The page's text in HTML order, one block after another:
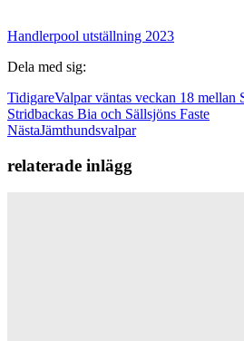
Handlerpool utställning 2023
Dela med sig:
TidigareValpar väntas veckan 18 mellan
Stridbackas Bia och Sällsjöns Faste
NästaJämthundsvalpar
relaterade inlägg